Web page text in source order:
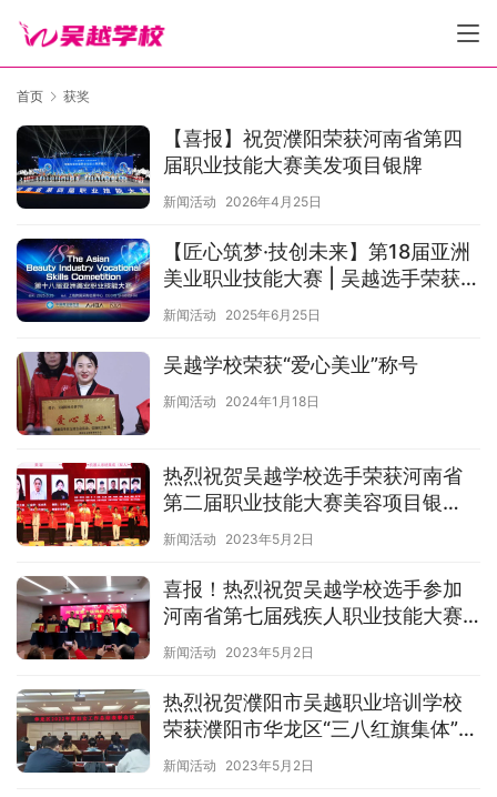
首页 获奖
【喜报】祝贺濮阳荣获河南省第四
届职业技能大赛美发项目银牌
新闻活动 2026年4月25日
【匠心筑梦·技创未来】第18届亚洲
美业职业技能大赛 | 吴越选手荣获1
金3银闪耀亚洲！
新闻活动 2025年6月25日
吴越学校荣获“爱心美业”称号
新闻活动 2024年1月18日
热烈祝贺吴越学校选手荣获河南省
第二届职业技能大赛美容项目银
牌，美发项目金、银牌！
新闻活动 2023年5月2日
喜报！热烈祝贺吴越学校选手参加
河南省第七届残疾人职业技能大赛
再创佳绩！
新闻活动 2023年5月2日
热烈祝贺濮阳市吴越职业培训学校
荣获濮阳市华龙区“三八红旗集体”称
号！
新闻活动 2023年5月2日